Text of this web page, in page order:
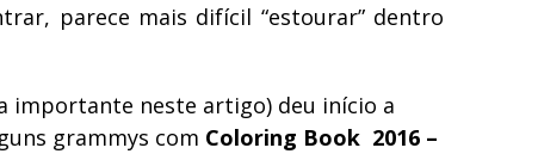
parece mais difícil “estourar” dentro
importante neste artigo) deu início a
grammys com Coloring Book 2016 –